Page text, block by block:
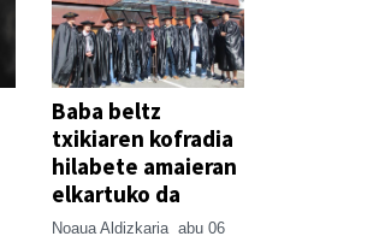
Baba beltz
txikiaren kofradia
hilabete amaieran
elkartuko da
Noaua Aldizkaria abu 06